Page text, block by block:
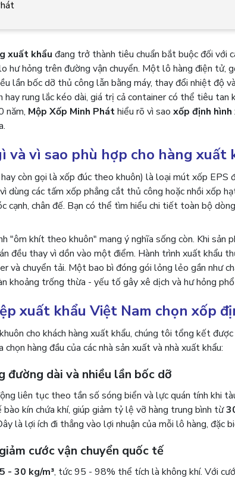
xuất khẩu đang trở thành tiêu chuẩn bắt buộc đối với
hư hỏng trên đường vận chuyển. Một lô hàng điện tử,
lần bốc dỡ thủ công lẫn bằng máy, thay đổi nhiệt độ
hay rung lắc kéo dài, giá trị cả container có thể tiêu
năm, Mộp Xốp Minh Pháthiểu rõ vì sao xốp định
và vì sao phù hợp cho hàng xuất
còn gọi là xốp đúc theo khuôn) là loại mút xốp EPS
dùng các tấm xốp phẳng cắt thủ công hoặc nhồi xốp
cạnh, chân đế. Bạn có thể tìm hiểu chi tiết toàn bộ
"ôm khít theo khuôn" mang ý nghĩa sống còn. Khi
đều thay vì dồn vào một điểm. Hành trình xuất khẩu
và chuyển tải. Một bao bì đóng gói lỏng lẻo gần như
khoảng trống thừa - yếu tố gây xê dịch và hư hỏng
xuất khẩu Việt Nam chọn xốp
cho khách hàng xuất khẩu, chúng tôi tổng kết
hàng đầu của các nhà sản xuất và nhà xuất khẩu:
đường dài và nhiều lần bốc dỡ
liên tục theo tần số sóng biển và lực quán tính khi
kín chứa khí, giúp giảm tỷ lệ vỡ hàng trung bình từ
là lợi ích đi thẳng vào lợi nhuận của mỗi lô hàng, đặc
cước vận chuyển quốc tế
- 30 kg/m³, tức 95 - 98% thể tích là không khí. Với